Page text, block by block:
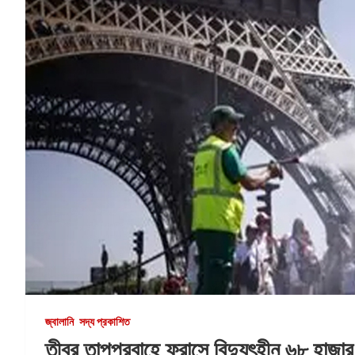
জ্বালানি সদ্য প্রকাশিত